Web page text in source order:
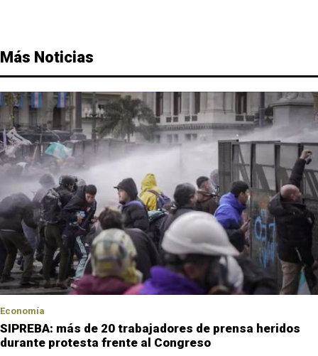
Más Noticias
Economía
SIPREBA: más de 20 trabajadores de prensa heridos
durante protesta frente al Congreso